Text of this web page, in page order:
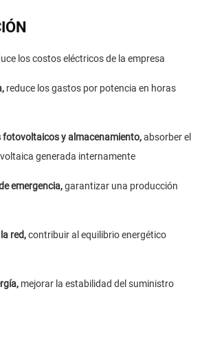
los costos eléctricos de la empresa
reduce los gastos por potencia en horas
fotovoltaicos y almacenamiento,absorber el
generada internamente
emergencia,garantizar una producción
red,contribuir al equilibrio energético
mejorar la estabilidad del suministro